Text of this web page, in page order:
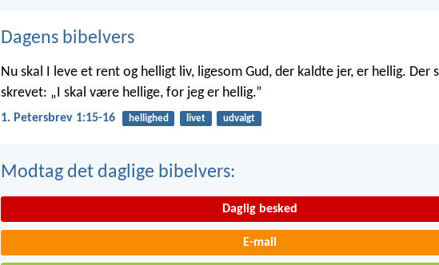
Dagens bibelvers
Nu skal I leve et rent og helligt liv, ligesom Gud, der kaldte jer, er hellig. Der
skrevet: „I skal være hellige, for jeg er hellig.”
1. Petersbrev 1:15-16 hellighed livet udvalgt
Modtag det daglige bibelvers:
Daglig besked
E-mail